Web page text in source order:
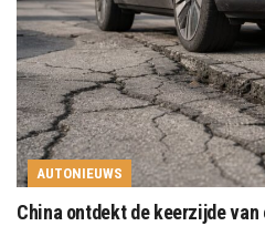
AUTONIEUWS
China ontdekt de keerzijde van